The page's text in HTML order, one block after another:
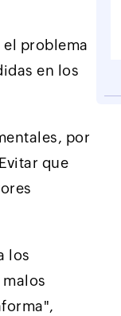
problema
en los
por
que
los